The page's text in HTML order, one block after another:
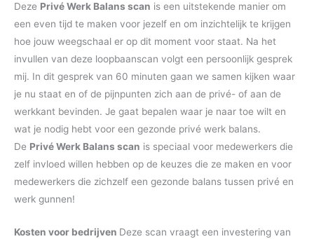
Deze Privé Werk Balans scan is een uitstekende manier om
een even tijd te maken voor jezelf en om inzichtelijk te krijgen
hoe jouw weegschaal er op dit moment voor staat. Na het
invullen van deze loopbaanscan volgt een persoonlijk gesprek
mij. In dit gesprek van 60 minuten gaan we samen kijken waar
je nu staat en of de pijnpunten zich aan de privé- of aan de
werkkant bevinden. Je gaat bepalen waar je naar toe wilt en
wat je nodig hebt voor een gezonde privé werk balans.
De Privé Werk Balans scan is speciaal voor medewerkers die
zelf invloed willen hebben op de keuzes die ze maken en voor
medewerkers die zichzelf een gezonde balans tussen privé en
werk gunnen!
Kosten voor bedrijven Deze scan vraagt een investering van